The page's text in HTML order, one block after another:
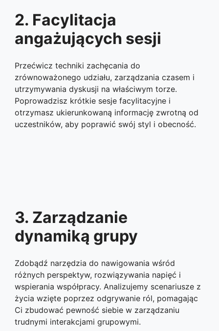
2. Facylitacja
angażujących sesji
Przećwicz techniki zachęcania do
zrównoważonego udziału, zarządzania czasem i
utrzymywania dyskusji na właściwym torze.
Poprowadzisz krótkie sesje facylitacyjne i
otrzymasz ukierunkowaną informację zwrotną od
uczestników, aby poprawić swój styl i obecność.
3. Zarządzanie
dynamiką grupy
Zdobądź narzędzia do nawigowania wśród
różnych perspektyw, rozwiązywania napięć i
wspierania współpracy. Analizujemy scenariusze z
życia wzięte poprzez odgrywanie ról, pomagając
Ci zbudować pewność siebie w zarządzaniu
trudnymi interakcjami grupowymi.